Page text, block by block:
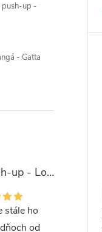
push-up -
- Gatta
Dámska podprsenka - push-up - Lormar Miranda
stále ho
od